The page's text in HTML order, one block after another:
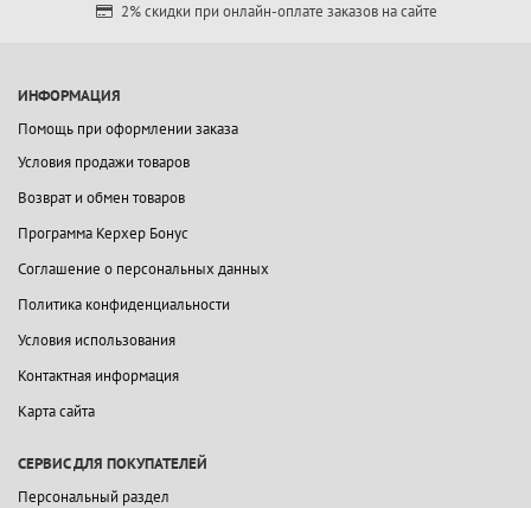
2% скидки при онлайн-оплате заказов на сайте
ИНФОРМАЦИЯ
Помощь при оформлении заказа
Условия продажи товаров
Возврат и обмен товаров
Программа Керхер Бонус
Соглашение о персональных данных
Политика конфиденциальности
Условия использования
Контактная информация
Карта сайта
СЕРВИС ДЛЯ ПОКУПАТЕЛЕЙ
Персональный раздел